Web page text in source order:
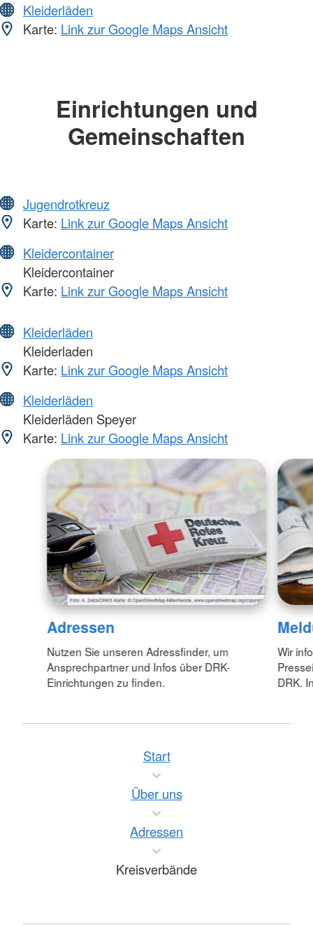
Kleiderläden
Karte: Link zur Google Maps Ansicht
Einrichtungen und
Gemeinschaften
Jugendrotkreuz
Karte: Link zur Google Maps Ansicht
Kleidercontainer
Kleidercontainer
Karte: Link zur Google Maps Ansicht
Kleiderläden
Kleiderladen
Karte: Link zur Google Maps Ansicht
Kleiderläden
Kleiderläden Speyer
Karte: Link zur Google Maps Ansicht
Adressen
Nutzen Sie unseren Adressfinder, um
Ansprechpartner und Infos über DRK-
Einrichtungen zu finden.
Wir
DRK.
Start
Über uns
Adressen
Kreisverbände